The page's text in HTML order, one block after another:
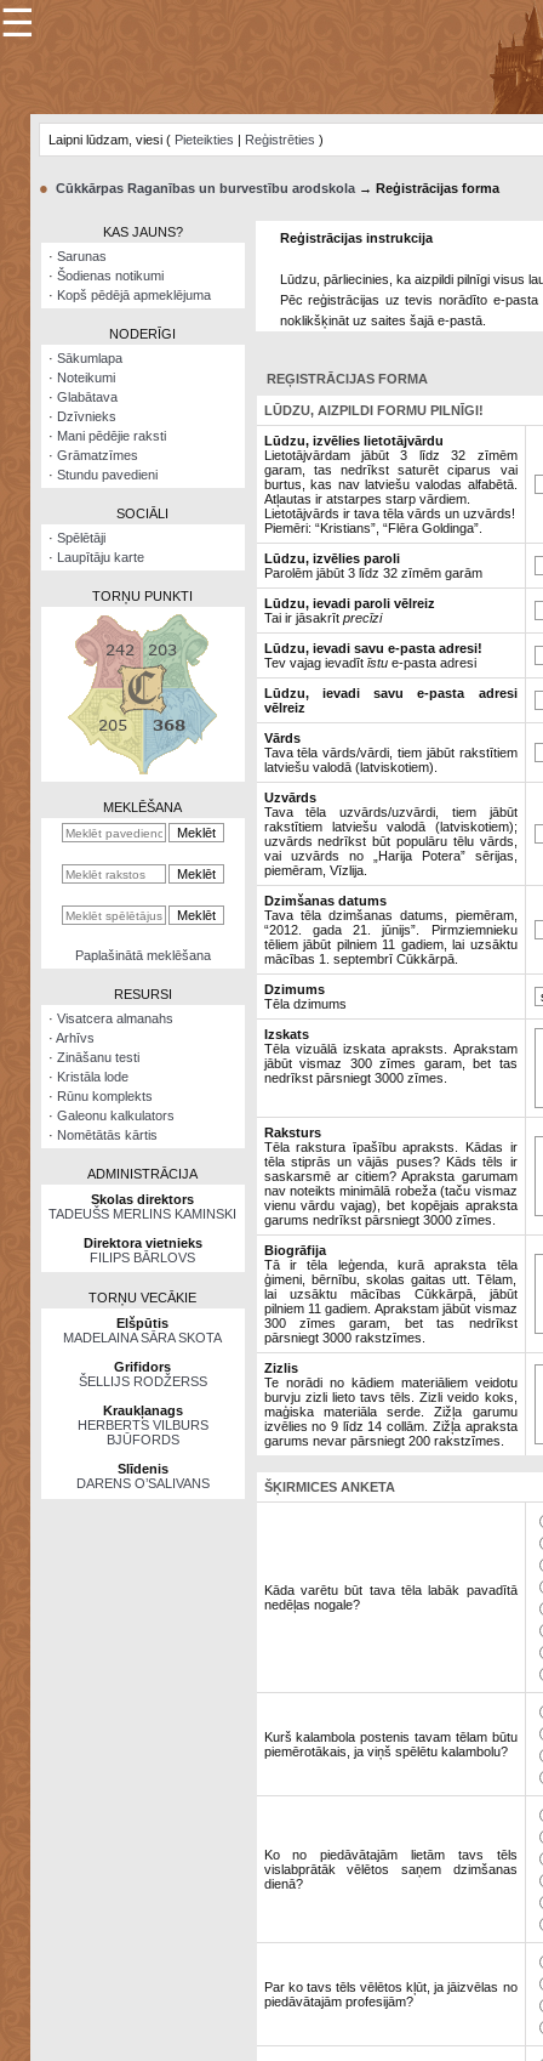
×
Šodienas
notikumi
Visatcera
almanahs
Arhīvs
Zināšanu
kalkulators
Nomētātās
☰
Laipni lūdzam, viesi ( Pieteikties | Reģistrēties )
● Cūkkārpas Raganības un burvestību arodskola→ Reģistrācijas forma
KAS JAUNS?
· Sarunas
· Šodienas notikumi
· Kopš pēdējā apmeklējuma
NODERĪGI
· Sākumlapa
· Noteikumi
· Glabātava
· Dzīvnieks
· Mani pēdējie raksti
· Grāmatzīmes
· Stundu pavedieni
SOCIĀLI
· Spēlētāji
· Laupītāju karte
TORŅU PUNKTI
MEKLĒŠANA
Paplašinātā meklēšana
RESURSI
· Visatcera almanahs
· Arhīvs
· Zināšanu testi
· Kristāla lode
· Rūnu komplekts
· Galeonu kalkulators
· Nomētātās kārtis
ADMINISTRĀCIJA
Skolas direktors
TADEUŠS MERLINS KAMINSKI
Direktora vietnieks
FILIPS BĀRLOVS
TORŅU VECĀKIE
Elšpūtis
MADELAINA SĀRA SKOTA
Grifidors
ŠELLIJS RODŽERSS
Kraukļanags
HERBERTS VILBURS
BJŪFORDS
Slīdenis
DARENS O’SALIVANS
Reģistrācijas instrukcija
Lūdzu, pārliecinies, ka aizpildi pilnīgi visus
Pēc reģistrācijas uz tevis norādīto e-
noklikšķināt uz saites šajā e-pastā.
REĢISTRĀCIJAS FORMA
LŪDZU, AIZPILDI FORMU PILNĪGI!
Lūdzu, izvēlies lietotājvārdu
Lietotājvārdam jābūt 3 līdz 32 zīmēm
garam, tas nedrīkst saturēt ciparus vai
burtus, kas nav latviešu valodas alfabētā.
Atļautas ir atstarpes starp vārdiem.
Lietotājvārds ir tava tēla vārds un uzvārds!
Piemēri: “Kristians”, “Flēra Goldinga”.
Lūdzu, izvēlies paroli
Parolēm jābūt 3 līdz 32 zīmēm garām
Lūdzu, ievadi paroli vēlreiz
Tai ir jāsakrīt precīzi
Lūdzu, ievadi savu e-pasta adresi!
Tev vajag ievadīt īstue-pasta adresi
Lūdzu, ievadi savu e-pasta adresi
vēlreiz
Vārds
Tava tēla vārds/vārdi, tiem jābūt rakstītiem
latviešu valodā (latviskotiem).
Uzvārds
Tava tēla uzvārds/uzvārdi, tiem jābūt
rakstītiem latviešu valodā (latviskotiem);
uzvārds nedrīkst būt populāru tēlu vārds,
vai uzvārds no „Harija Potera” sērijas,
piemēram, Vīzlija.
Dzimšanas datums
Tava tēla dzimšanas datums, piemēram,
“2012. gada 21. jūnijs”. Pirmziemnieku
tēliem jābūt pilniem 11 gadiem, lai uzsāktu
mācības 1. septembrī Cūkkārpā.
Dzimums
Tēla dzimums
Izskats
Tēla vizuālā izskata apraksts. Aprakstam
jābūt vismaz 300 zīmes garam, bet tas
nedrīkst pārsniegt 3000 zīmes.
Raksturs
Tēla rakstura īpašību apraksts. Kādas ir
tēla stiprās un vājās puses? Kāds tēls ir
saskarsmē ar citiem? Apraksta garumam
nav noteikts minimālā robeža (taču vismaz
vienu vārdu vajag), bet kopējais apraksta
garums nedrīkst pārsniegt 3000 zīmes.
Biogrāfija
Tā ir tēla leģenda, kurā apraksta tēla
ģimeni, bērnību, skolas gaitas utt. Tēlam,
lai uzsāktu mācības Cūkkārpā, jābūt
pilniem 11 gadiem. Aprakstam jābūt vismaz
300 zīmes garam, bet tas nedrīkst
pārsniegt 3000 rakstzīmes.
Zizlis
Te norādi no kādiem materiāliem veidotu
burvju zizli lieto tavs tēls. Zizli veido koks,
maģiska materiāla serde. Zižļa garumu
izvēlies no 9 līdz 14 collām. Zižļa apraksta
garums nevar pārsniegt 200 rakstzīmes.
ŠĶIRMICES ANKETA
Kāda varētu būt tava tēla labāk pavadītā
nedēļas nogale?
Kurš kalambola postenis tavam tēlam būtu
piemērotākais, ja viņš spēlētu kalambolu?
Ko no piedāvātajām lietām tavs tēls
vislabprātāk vēlētos saņem dzimšanas
dienā?
Par ko tavs tēls vēlētos kļūt, ja jāizvēlas no
piedāvātajām profesijām?